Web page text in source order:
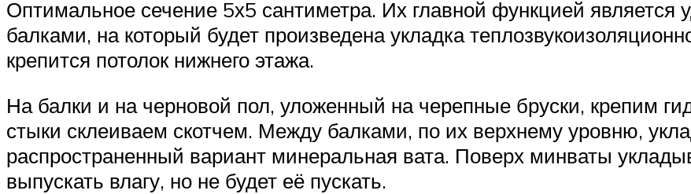
Оптимальное сечение 5х5 сантиметра. Их главной функцией является
балками, на который будет произведена укладка
крепится потолок нижнего этажа.
На балки и на черновой пол, уложенный на черепные бруски, крепим
стыки склеиваем скотчем. Между балками, по их верхнему уровню,
распространенный вариант минеральная вата. Поверх минваты
выпускать влагу, но не будет её пускать.